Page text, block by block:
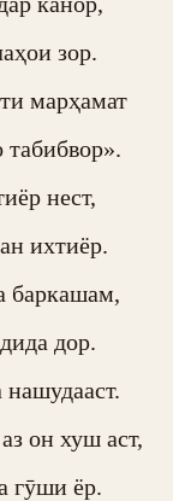
зор.
марҳамат
нест,
ихтиёр.
баркашам,
дор.
он хуш аст,
гӯши ёр.